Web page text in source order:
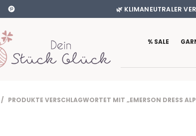
🌿 KLIMANEUTRALER
% SALE
/ PRODUKTE VERSCHLAGWORTET MIT „EMERSON DRESS